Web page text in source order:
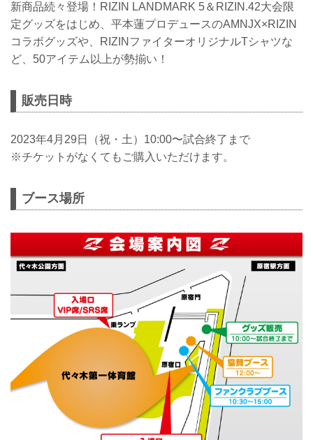
新商品続々登場！RIZIN LANDMARK 5＆RIZIN.42大会限
定グッズをはじめ、平本蓮プロデュースのAMNJX×RIZIN
コラボグッズや、RIZINファイターオリジナルTシャツな
ど、50アイテム以上が勢揃い！
販売日時
2023年4月29日（祝・土）10:00〜試合終了まで
※チケットがなくてもご購入いただけます。
ブース場所